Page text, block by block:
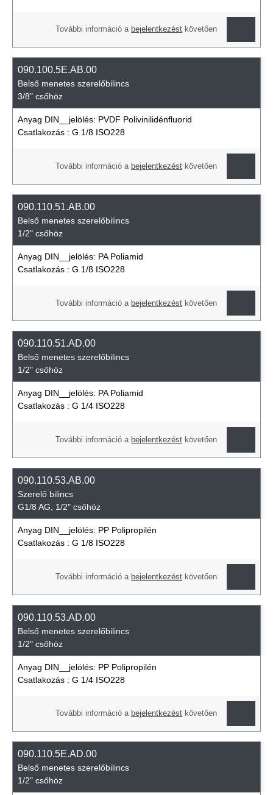
További információ a bejelentkezést követően
090.100.5E.AB.00
Belső menetes szerelőbilincs
3/8" csőhöz
Anyag DIN__jelölés: PVDF Polivinilidénfluorid
Csatlakozás : G 1/8 ISO228
További információ a bejelentkezést követően
090.110.51.AB.00
Belső menetes szerelőbilincs
1/2" csőhöz
Anyag DIN__jelölés: PA Poliamid
Csatlakozás : G 1/8 ISO228
További információ a bejelentkezést követően
090.110.51.AD.00
Belső menetes szerelőbilincs
1/2" csőhöz
Anyag DIN__jelölés: PA Poliamid
Csatlakozás : G 1/4 ISO228
További információ a bejelentkezést követően
090.110.53.AB.00
Szerelő bilincs
G1/8 AG, 1/2" csőhöz
Anyag DIN__jelölés: PP Polipropilén
Csatlakozás : G 1/8 ISO228
További információ a bejelentkezést követően
090.110.53.AD.00
Belső menetes szerelőbilincs
1/2" csőhöz
Anyag DIN__jelölés: PP Polipropilén
Csatlakozás : G 1/4 ISO228
További információ a bejelentkezést követően
090.110.5E.AD.00
Belső menetes szerelőbilincs
1/2" csőhöz